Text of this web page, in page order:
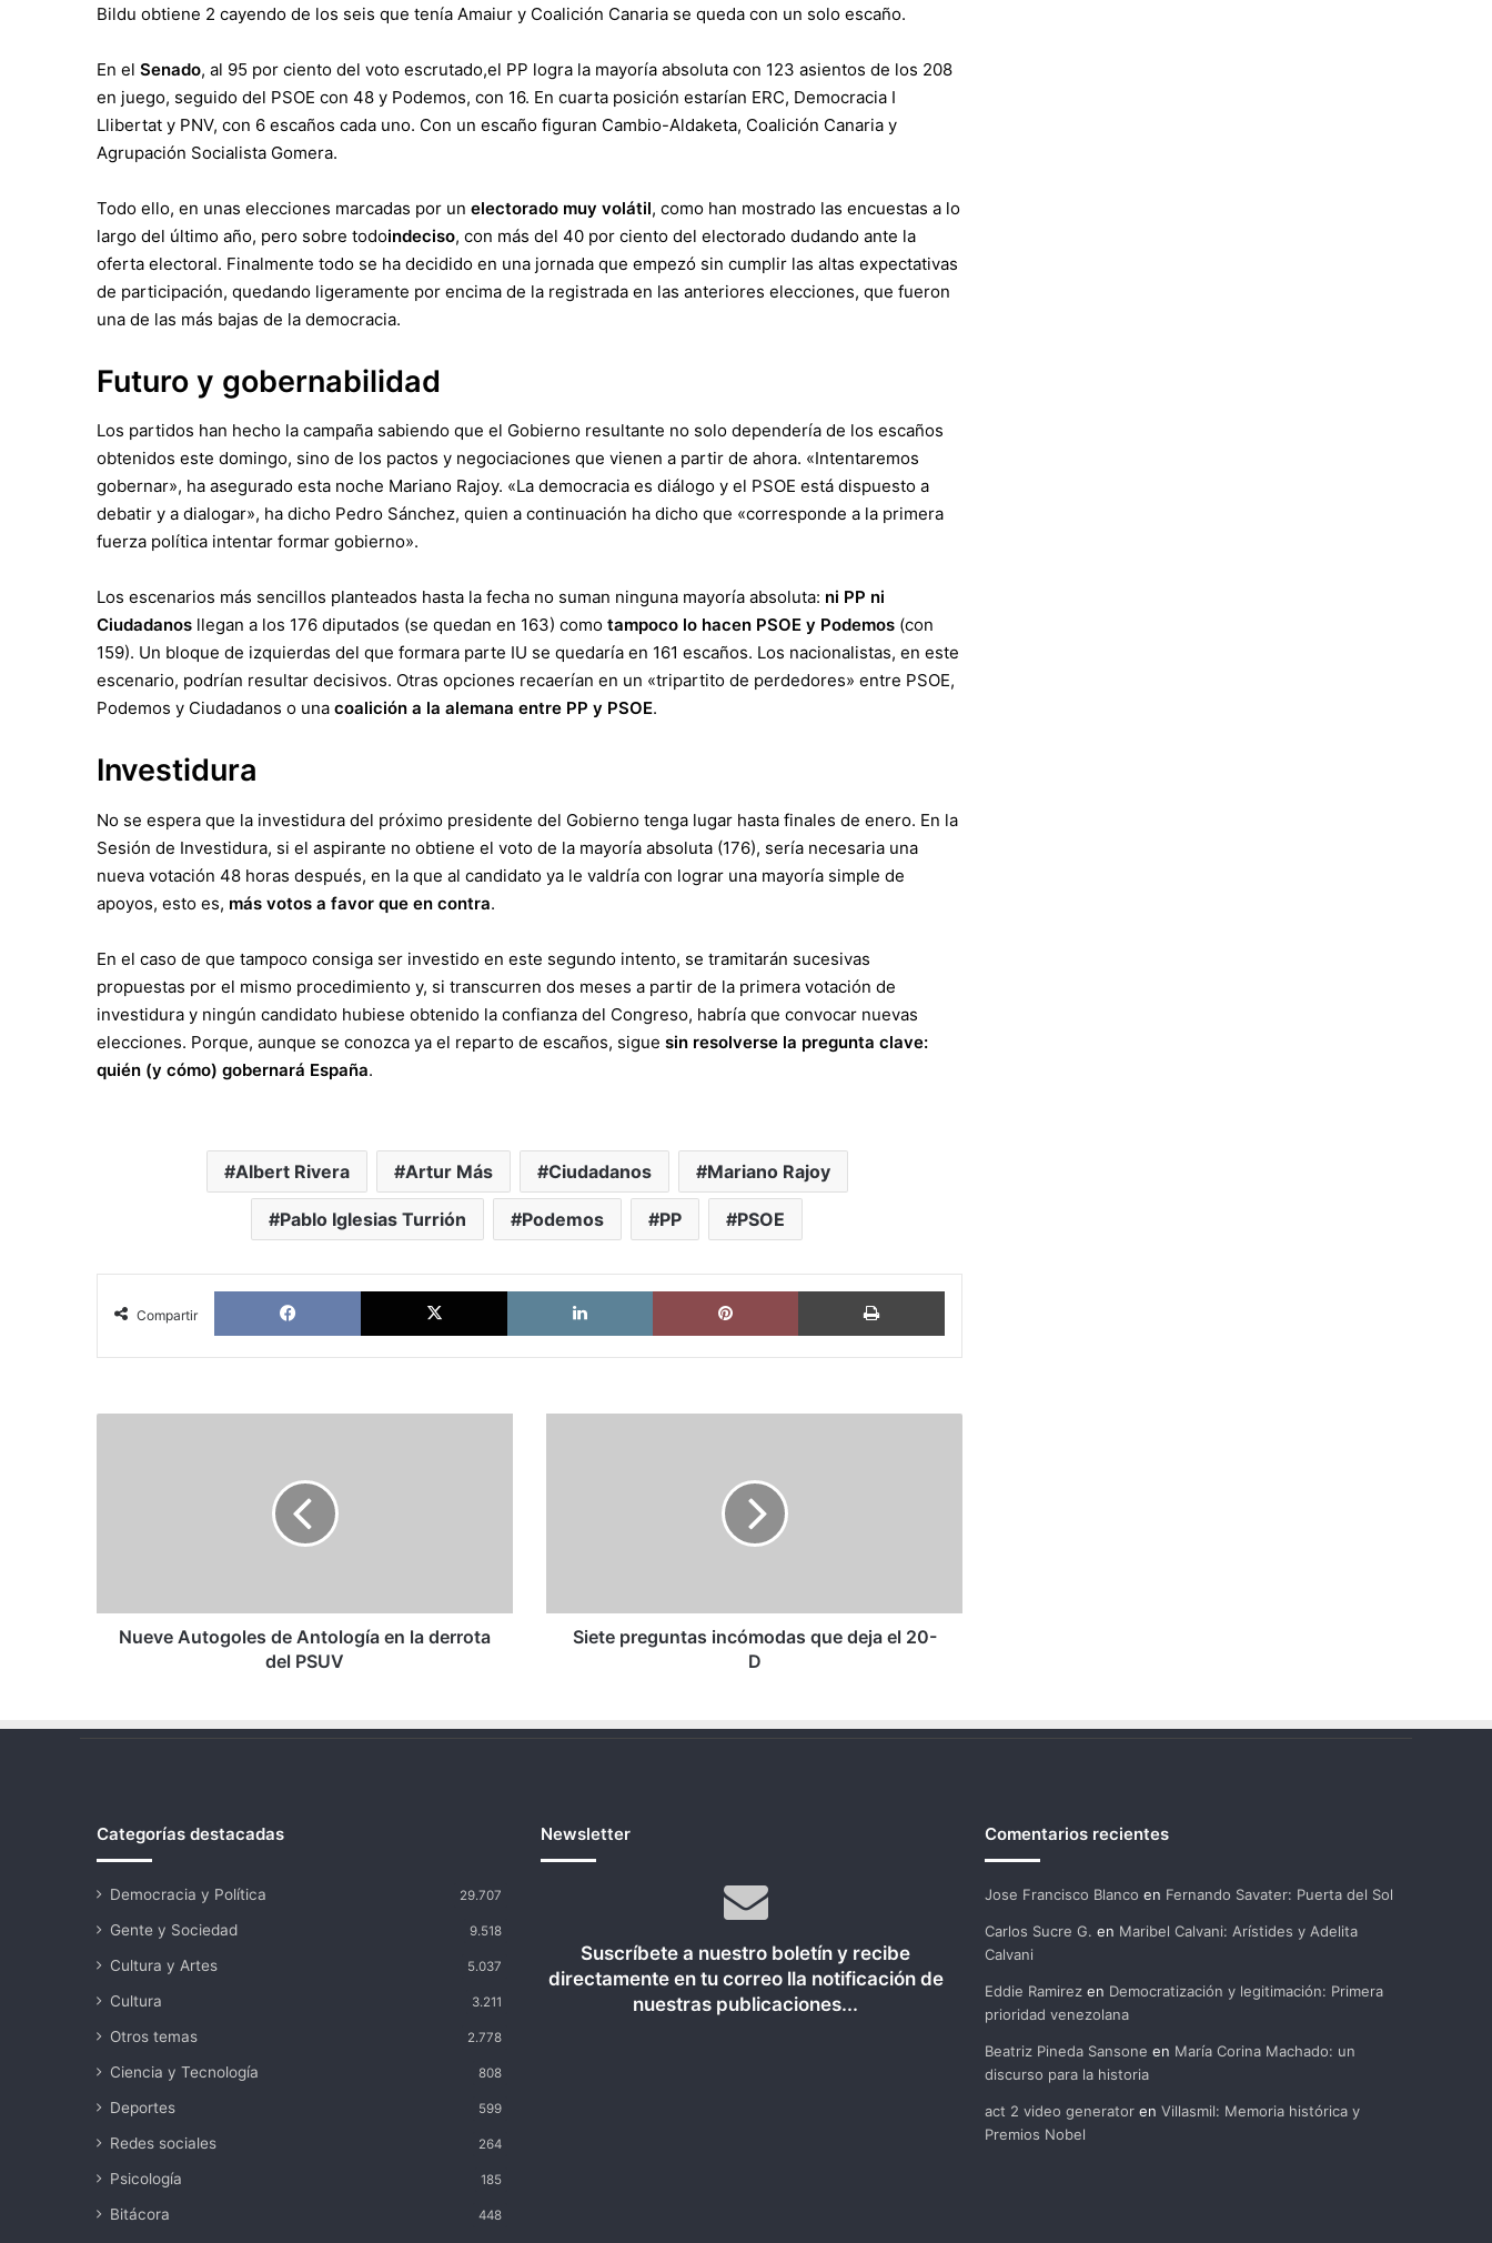
Bildu obtiene 2 cayendo de los seis que tenía Amaiur y Coalición Canaria se queda con un solo escaño.
En el Senado, al 95 por ciento del voto escrutado,el PP logra la mayoría absoluta con 123 asientos de los 208
en juego, seguido del PSOE con 48 y Podemos, con 16. En cuarta posición estarían ERC, Democracia I
Llibertat y PNV, con 6 escaños cada uno. Con un escaño figuran Cambio-Aldaketa, Coalición Canaria y
Agrupación Socialista Gomera.
Todo ello, en unas elecciones marcadas por un electorado muy volátil, como han mostrado las encuestas a lo
largo del último año, pero sobre todoindeciso, con más del 40 por ciento del electorado dudando ante la
oferta electoral. Finalmente todo se ha decidido en una jornada que empezó sin cumplir las altas expectativas
de participación, quedando ligeramente por encima de la registrada en las anteriores elecciones, que fueron
una de las más bajas de la democracia.
Futuro y gobernabilidad
Los partidos han hecho la campaña sabiendo que el Gobierno resultante no solo dependería de los escaños
obtenidos este domingo, sino de los pactos y negociaciones que vienen a partir de ahora. «Intentaremos
gobernar», ha asegurado esta noche Mariano Rajoy. «La democracia es diálogo y el PSOE está dispuesto a
debatir y a dialogar», ha dicho Pedro Sánchez, quien a continuación ha dicho que «corresponde a la primera
fuerza política intentar formar gobierno».
Los escenarios más sencillos planteados hasta la fecha no suman ninguna mayoría absoluta: ni PP ni
Ciudadanos llegan a los 176 diputados (se quedan en 163) como tampoco lo hacen PSOE y Podemos (con
159). Un bloque de izquierdas del que formara parte IU se quedaría en 161 escaños. Los nacionalistas, en este
escenario, podrían resultar decisivos. Otras opciones recaerían en un «tripartito de perdedores» entre PSOE,
Podemos y Ciudadanos o una coalición a la alemana entre PP y PSOE.
Investidura
No se espera que la investidura del próximo presidente del Gobierno tenga lugar hasta finales de enero. En la
Sesión de Investidura, si el aspirante no obtiene el voto de la mayoría absoluta (176), sería necesaria una
nueva votación 48 horas después, en la que al candidato ya le valdría con lograr una mayoría simple de
apoyos, esto es, más votos a favor que en contra.
En el caso de que tampoco consiga ser investido en este segundo intento, se tramitarán sucesivas
propuestas por el mismo procedimiento y, si transcurren dos meses a partir de la primera votación de
investidura y ningún candidato hubiese obtenido la confianza del Congreso, habría que convocar nuevas
elecciones. Porque, aunque se conozca ya el reparto de escaños, sigue sin resolverse la pregunta clave:
quién (y cómo) gobernará España.
Albert Rivera Artur Más Ciudadanos Mariano Rajoy
Pablo Iglesias Turrión Podemos PP PSOE
Compartir
Facebook X LinkedIn Pinterest Imprimir
PSUV
Nueve Autogoles de Antología en la derrota
del PSUV
Siete preguntas incómodas que deja el 20-
D
Categorías destacadas
Democracia y Política 29.707
Gente y Sociedad 9.518
Cultura y Artes 5.037
Cultura 3.211
Otros temas 2.778
Ciencia y Tecnología 808
Deportes 599
Redes sociales 264
Psicología 185
Bitácora 448
Newsletter
Suscríbete a nuestro boletín y recibe
directamente en tu correo lla notificación de
nuestras publicaciones...
Comentarios recientes
Jose Francisco Blanco en Fernando Savater: Puerta del Sol
Carlos Sucre G. en Maribel Calvani: Arístides y Adelita
Calvani
Eddie Ramirezen Democratización y legitimación: Primera
prioridad venezolana
Beatriz Pineda Sansone en María Corina Machado: un
discurso para la historia
act 2 video generatoren Villasmil: Memoria histórica y
Premios Nobel